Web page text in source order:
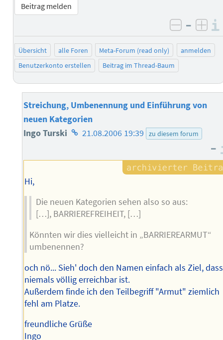
Beitrag melden
negativ
–
Übersicht alle Foren Meta-Forum (read only)
anmelden
Benutzerkonto erstellen
Beitrag im Thread-Baum
Streichung, Umbenennung und Einführung von
neuen Kategorien
Ingo Turski Homepage
Autors
21.08.2006 19:39 zu diesem forum
–
Hi,
Die neuen Kategorien sehen also so aus:
[…], BARRIEREFREIHEIT, […]
Könnten wir dies vielleicht in „BARRIEREARMUT“
umbenennen?
och nö... Sieh' doch den Namen einfach als Ziel, dass
niemals völlig erreichbar ist.
Außerdem finde ich den Teilbegriff "Armut" ziemlich
fehl am Platze.
freundliche Grüße
Ingo